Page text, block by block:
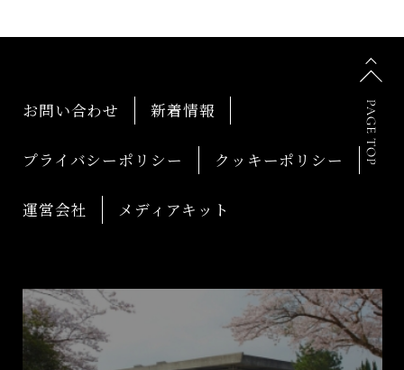
お問い合わせ 新着情報
プライバシーポリシー クッキーポリシー
運営会社 メディアキット